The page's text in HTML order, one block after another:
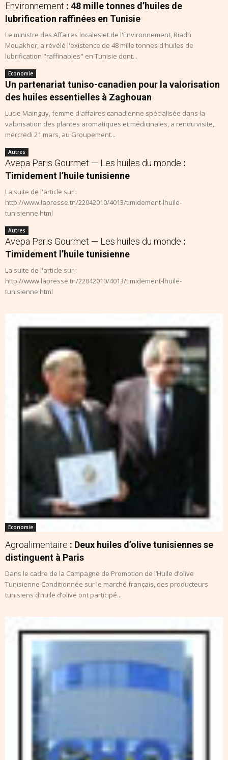
Environnement : 48 mille tonnes d’huiles de
lubrification raffinées en Tunisie
Le ministre des Affaires locales et de l'Environnement, Riadh
Mouakher, a révélé l'existence de 48 mille tonnes d'huiles de
lubrification "raffinables" en Tunisie dont...
Economie
Un partenariat tuniso-canadien pour la valorisation
des huiles essentielles à Zaghouan
Lucie Mainguy, femme d'affaires canadienne spécialisée dans la
valorisation des plantes aromatiques et médicinales, a rendu visite,
mercredi 21 mars, au Groupement...
Autres
Avepa Paris Gourmet — Les huiles du monde :
Timidement l’huile tunisienne
La suite de l'article sur :
http://www.lapresse.tn/22042010/4013/timidement-lhuile-
tunisienne.html
Autres
Avepa Paris Gourmet — Les huiles du monde :
Timidement l’huile tunisienne
La suite de l'article sur :
http://www.lapresse.tn/22042010/4013/timidement-lhuile-
tunisienne.html
Economie
Agroalimentaire : Deux huiles d’olive tunisiennes se
distinguent à Paris
Dans le cadre de la Campagne de Promotion de l’Huile d’olive
Tunisienne Conditionnée sur le marché français, des producteurs
tunisiens d‘huile d’olive ont participé...